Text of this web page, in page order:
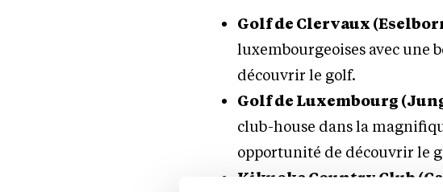
Golf de Clervaux
luxembourgeoises avec une
découvrir le golf.
Golf de Luxembourg
club-house dans la
opportunité de découvrir le
Kikuoka Country Club